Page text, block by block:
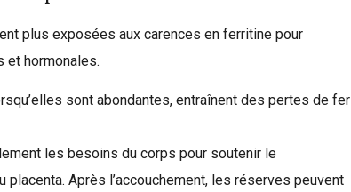
plus exposées aux carences en ferritine pour
et hormonales.
sont abondantes, entraînent des pertes de fer
les besoins du corps pour soutenir le
Après l’accouchement, les réserves peuvent